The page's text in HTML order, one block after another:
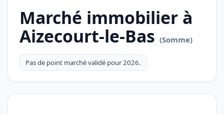
Marché immobilier à
Aizecourt-le-Bas (Somme)
Pas de point marché validé pour 2026.